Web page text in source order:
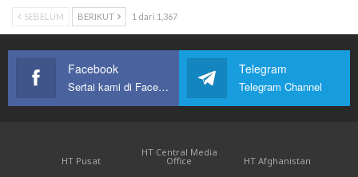
SEBELUM BERIKUT 1 dari 1,367
Facebook
Sertai kami di Facebook
Telegram
Telegram Channel
HT Pusat
HT Central Media
Office
HT Afghanistan